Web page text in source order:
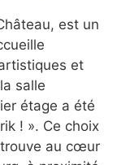
est un
et
salle
étage a été
! ». Ce choix
au cœur